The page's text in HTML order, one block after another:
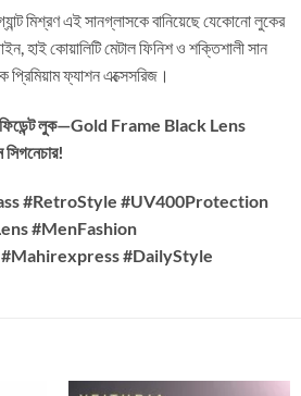
মিশ্রণ এই সানগ্লাসকে বানিয়েছে যেকোনো লুকের
হাই কোয়ালিটি মেটাল ফিনিশ ও শক্তিশালী সান
ফ্যাশন এক্সেসরিজ।
লুক—Gold Frame Black Lens
#RetroStyle #UV400Protection
#MenFashion
#DailyStyle